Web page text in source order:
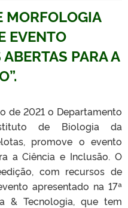
MORFOLOGIA
EVENTO
PARA A
de 2021 o Departamento
de Biologia da
promove o evento
a Ciência e Inclusão. O
com recursos de
apresentado na 17ª
& Tecnologia, que tem